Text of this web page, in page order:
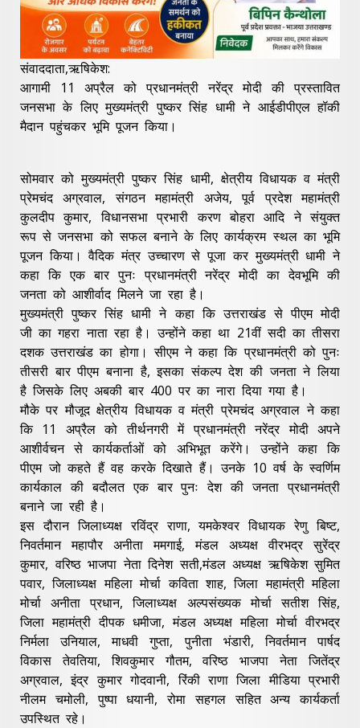
संवाददाता,ऋषिकेश:
आगामी 11 अप्रैल को प्रधानमंत्री नरेंद्र मोदी की प्रस्तावित
जनसभा के लिए मुख्यमंत्री पुष्कर सिंह धामी ने आईडीपीएल हॉकी
मैदान पहुंचकर भूमि पूजन किया।
सोमवार को मुख्यमंत्री पुष्कर सिंह धामी, क्षेत्रीय विधायक व मंत्री
प्रेमचंद अग्रवाल, संगठन महामंत्री अजेय, पूर्व प्रदेश महामंत्री
कुलदीप कुमार, विधानसभा प्रभारी करण बोहरा आदि ने संयुक्त
रूप से जनसभा को सफल बनाने के लिए कार्यक्रम स्थल का भूमि
पूजन किया। वैदिक मंत्र उच्चारण से पूजा कर मुख्यमंत्री धामी ने
कहा कि एक बार पुनः प्रधानमंत्री नरेंद्र मोदी का देवभूमि की
जनता को आशीर्वाद मिलने जा रहा है।
मुख्यमंत्री पुष्कर सिंह धामी ने कहा कि उत्तराखंड से पीएम मोदी
जी का गहरा नाता रहा है। उन्होंने कहा था 21वीं सदी का तीसरा
दशक उत्तराखंड का होगा। सीएम ने कहा कि प्रधानमंत्री को पुनः
तीसरी बार पीएम बनाना है, इसका संकल्प देश की जनता ने लिया
है जिसके लिए अबकी बार 400 पर का नारा दिया गया है।
मौके पर मौजूद क्षेत्रीय विधायक व मंत्री प्रेमचंद अग्रवाल ने कहा
कि 11 अप्रैल को तीर्थनगरी में प्रधानमंत्री नरेंद्र मोदी अपने
आशीर्वचन से कार्यकर्ताओं को अभिभूत करेंगे। उन्होंने कहा कि
पीएम जो कहते हैं वह करके दिखाते हैं। उनके 10 वर्ष के स्वर्णिम
कार्यकाल की बदौलत एक बार पुनः देश की जनता प्रधानमंत्री
बनाने जा रही है।
इस दौरान जिलाध्यक्ष रविंद्र राणा, यमकेश्वर विधायक रेणु बिष्ट,
निवर्तमान महापौर अनीता ममगाई, मंडल अध्यक्ष वीरभद्र सुरेंद्र
कुमार, वरिष्ठ भाजपा नेता दिनेश सती,मंडल अध्यक्ष ऋषिकेश सुमित
पवार, जिलाध्यक्ष महिला मोर्चा कविता शाह, जिला महामंत्री महिला
मोर्चा अनीता प्रधान, जिलाध्यक्ष अल्पसंख्यक मोर्चा सतीश सिंह,
जिला महामंत्री दीपक धमीजा, मंडल अध्यक्ष महिला मोर्चा वीरभद्र
निर्मला उनियाल, माधवी गुप्ता, पुनीता भंडारी, निवर्तमान पार्षद
विकास तेवतिया, शिवकुमार गौतम, वरिष्ठ भाजपा नेता जितेंद्र
अग्रवाल, इंद्र कुमार गोदवानी, रिंकी राणा जिला मीडिया प्रभारी
नीलम चमोली, पुष्पा धयानी, रोमा सहगल सहित अन्य कार्यकर्ता
उपस्थित रहे।